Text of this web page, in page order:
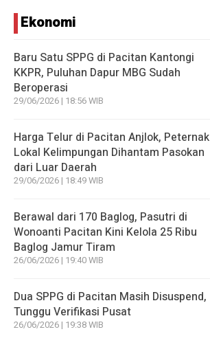
Ekonomi
Baru Satu SPPG di Pacitan Kantongi
KKPR, Puluhan Dapur MBG Sudah
Beroperasi
29/06/2026 | 18:56 WIB
Harga Telur di Pacitan Anjlok, Peternak
Lokal Kelimpungan Dihantam Pasokan
dari Luar Daerah
29/06/2026 | 18:49 WIB
Berawal dari 170 Baglog, Pasutri di
Wonoanti Pacitan Kini Kelola 25 Ribu
Baglog Jamur Tiram
26/06/2026 | 19:40 WIB
Dua SPPG di Pacitan Masih Disuspend,
Tunggu Verifikasi Pusat
26/06/2026 | 19:38 WIB